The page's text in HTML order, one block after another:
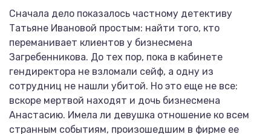
Сначала дело показалось частному детективу
Татьяне Ивановой простым: найти того, кто
переманивает клиентов у бизнесмена
Загребенникова. До тех пор, пока в кабинете
гендиректора не взломали сейф, а одну из
сотрудниц не нашли убитой. Но это еще не все:
вскоре мертвой находят и дочь бизнесмена
Анастасию. Имела ли девушка отношение ко всем
странным событиям, произошедшим в фирме ее